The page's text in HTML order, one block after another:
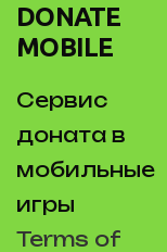
DONATE
MOBILE
Сервис
доната в
мобильные
игры
Terms of